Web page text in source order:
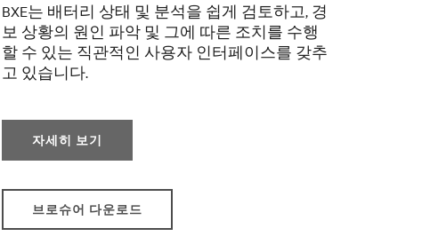
BXE는 배터리 상태 및 분석을 쉽게 검토하고, 경
보 상황의 원인 파악 및 그에 따른 조치를 수행
할 수 있는 직관적인 사용자 인터페이스를 갖추
고 있습니다.
자세히 보기
브로슈어 다운로드